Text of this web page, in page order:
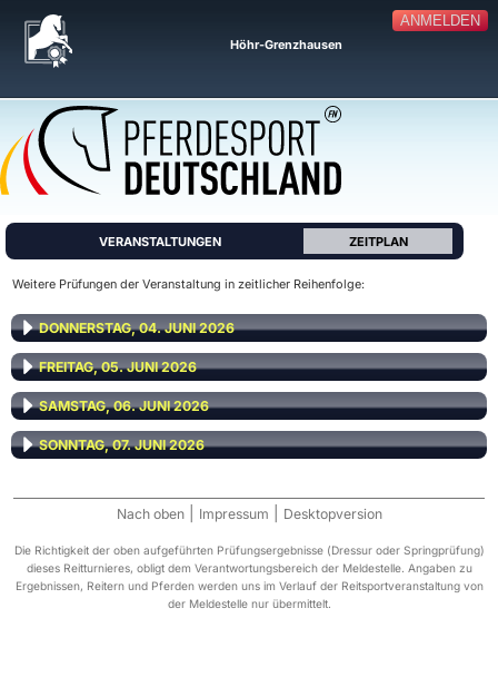
ANMELDEN
Höhr-Grenzhausen
VERANSTALTUNGEN ZEITPLAN
Weitere Prüfungen der Veranstaltung in zeitlicher Reihenfolge:
DONNERSTAG, 04. JUNI 2026
FREITAG, 05. JUNI 2026
SAMSTAG, 06. JUNI 2026
SONNTAG, 07. JUNI 2026
Nach oben Impressum Desktopversion
Die Richtigkeit der oben aufgeführten Prüfungsergebnisse (Dressur oder Springprüfung)
dieses Reitturnieres, obligt dem Verantwortungsbereich der Meldestelle. Angaben zu
Ergebnissen, Reitern und Pferden werden uns im Verlauf der Reitsportveranstaltung von
der Meldestelle nur übermittelt.